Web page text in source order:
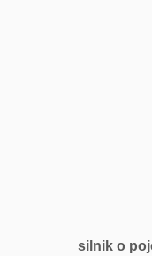
silnik o